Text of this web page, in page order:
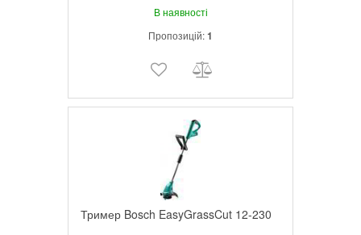
В наявності
Пропозицій:1
Тример Bosch EasyGrassCut 12-230